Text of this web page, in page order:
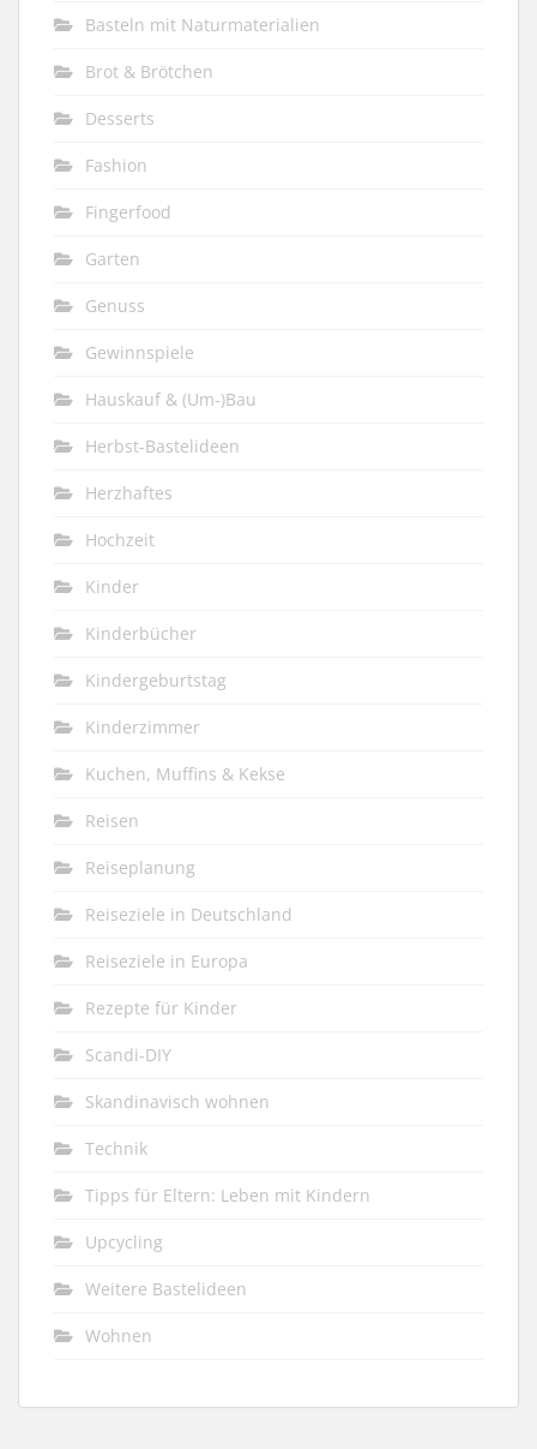
Basteln mit Naturmaterialien
Brot & Brötchen
Desserts
Fashion
Fingerfood
Garten
Genuss
Gewinnspiele
Hauskauf & (Um-)Bau
Herbst-Bastelideen
Herzhaftes
Hochzeit
Kinder
Kinderbücher
Kindergeburtstag
Kinderzimmer
Kuchen, Muffins & Kekse
Reisen
Reiseplanung
Reiseziele in Deutschland
Reiseziele in Europa
Rezepte für Kinder
Scandi-DIY
Skandinavisch wohnen
Technik
Tipps für Eltern: Leben mit Kindern
Upcycling
Weitere Bastelideen
Wohnen